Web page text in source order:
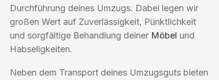
Durchführung deines Umzugs. Dabei legen wir
großen Wert auf Zuverlässigkeit, Pünktlichkeit
und sorgfältige Behandlung deiner Möbel und
Habseligkeiten.
Neben dem Transport deines Umzugsguts bieten